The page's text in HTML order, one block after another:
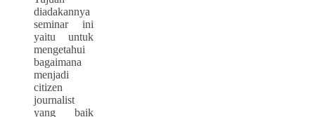
diadakannya
seminar ini
yaitu untuk
mengetahui
bagaimana
menjadi
citizen
journalist
yang baik